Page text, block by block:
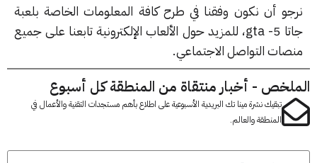
أن نكون وفقنا في طرح كافة المعلومات الخاصة بلعبة
جاتا 5- gta، للمزيد حول الألعاب الإلكترونية تابعنا على جميع
التواصل الاجتماعي.
- أخبار منتقاة من المنطقة كل أسبوع
تبقيك نشرة مينا تك البريدية الأسبوعية على اطلاع بأهم مستجدات التقنية والأعمال في
المنطقة والعالم.